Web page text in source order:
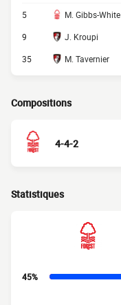
5 M. Gibbs-White
9
J. Kroupi
35
M. Tavernier
Compositions
4-4-2
Statistiques
45%